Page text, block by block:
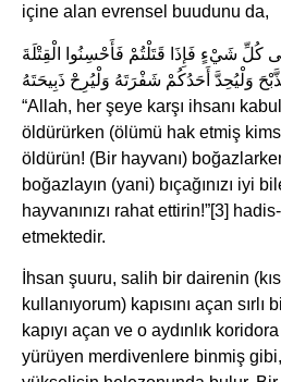
içine alan evrensel buudunu da,
كُلِّ شَيْءٍ فَإِذَا قَتَلْتُمْ فَأَحْسِنُوا الْقِتْلَةَ
وَلْيُحِدَّ أَحَدُكُمْ شَفْرَتَهُ وَلْيُرِحْ ذَبِيحَتَهُ
“Allah, her şeye karşı ihsanı
öldürürken (ölümü hak etmiş
öldürün! (Bir hayvanı)
boğazlayın (yani) bıçağınızı iyi
hayvanınızı rahat ettirin!”[3]
etmektedir.
İhsan şuuru, salih bir dairenin
kullanıyorum) kapısını açan
kapıyı açan ve o aydınlık
yürüyen merdivenlere binmiş